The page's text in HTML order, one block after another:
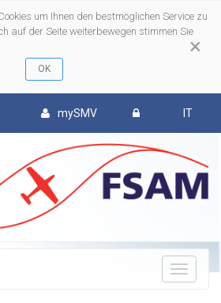
×
um Ihnen den bestmöglichen Service zu
auf der Seite weiterbewegen stimmen Sie
mySMV IT